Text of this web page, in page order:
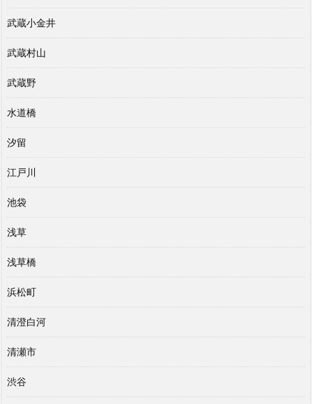
武蔵小金井
武蔵村山
武蔵野
水道橋
汐留
江戸川
池袋
浅草
浅草橋
浜松町
清澄白河
清瀬市
渋谷